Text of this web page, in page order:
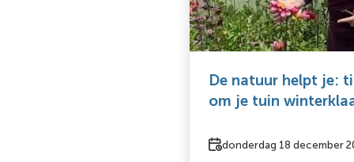
De natuur helpt je:
om je tuin
Datum
donderdag 18 december